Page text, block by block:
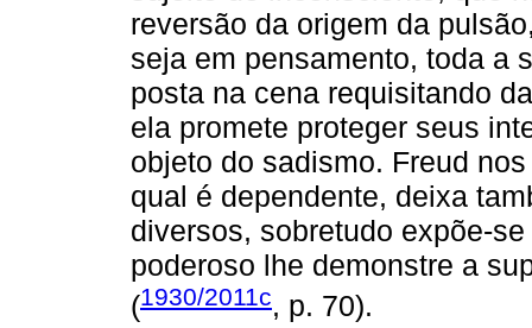
reversão da origem da
seja em pensamento, toda a
posta na cena requisitando
ela promete proteger seus
objeto do sadismo. Freud
qual é dependente, deixa
diversos, sobretudo expõe-
poderoso lhe demonstre a
(1930/2011c, p. 70).